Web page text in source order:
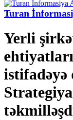
Turan
Yerli